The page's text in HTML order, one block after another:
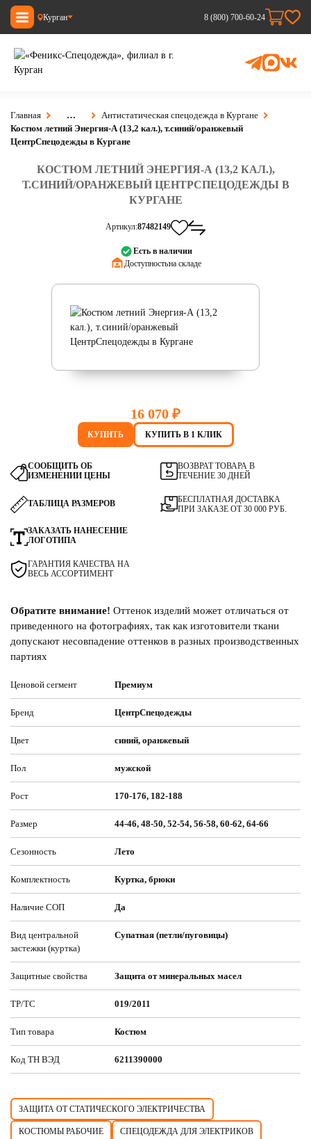
Курган 8 (800) 700-60-24
Главная …
Антистатическая спецодежда в Кургане
Костюм летний Энергия-А (13,2 кал.), т.синий/оранжевый
ЦентрСпецодежды в Кургане
КОСТЮМ ЛЕТНИЙ ЭНЕРГИЯ-А (13,2 КАЛ.),
Т.СИНИЙ/ОРАНЖЕВЫЙ ЦЕНТРСПЕЦОДЕЖДЫ В
КУРГАНЕ
Артикул:87482149
Есть в наличии
Доступность:на складе
16 070 ₽
КУПИТЬ КУПИТЬ В 1 КЛИК
СООБЩИТЬ ОБ
ИЗМЕНЕНИИ ЦЕНЫ
ВОЗВРАТ ТОВАРА В
ТЕЧЕНИЕ 30 ДНЕЙ
ТАБЛИЦА РАЗМЕРОВ
ЗАКАЗАТЬ НАНЕСЕНИЕ
ЛОГОТИПА
ГАРАНТИЯ КАЧЕСТВА НА
ВЕСЬ АССОРТИМЕНТ
БЕСПЛАТНАЯ ДОСТАВКА
ПРИ ЗАКАЗЕ ОТ 30 000 РУБ.
Обратите внимание! Оттенок изделий может отличаться от
приведенного на фотографиях, так как изготовители ткани
допускают несовпадение оттенков в разных производственных
партиях
Ценовой сегмент Премиум
Бренд ЦентрСпецодежды
Цвет синий, оранжевый
Пол мужской
Рост 170-176, 182-188
Размер 44-46, 48-50, 52-54, 56-58, 60-62, 64-66
Сезонность Лето
Комплектность Куртка, брюки
Наличие СОП Да
Вид центральной
застежки (куртка)
Супатная (петли/пуговицы)
Защитные свойства Защита от минеральных масел
ТР/ТС 019/2011
Тип товара Костюм
Код ТН ВЭД 6211390000
ЗАЩИТА ОТ СТАТИЧЕСКОГО ЭЛЕКТРИЧЕСТВА
КОСТЮМЫ РАБОЧИЕ СПЕЦОДЕЖДА ДЛЯ ЭЛЕКТРИКОВ